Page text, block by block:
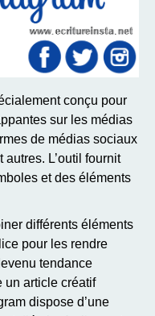
conçu pour
sur les médias
de médias sociaux
L’outil fournit
et des éléments
différents éléments
pour les rendre
tendance
un article créatif
dispose d’une